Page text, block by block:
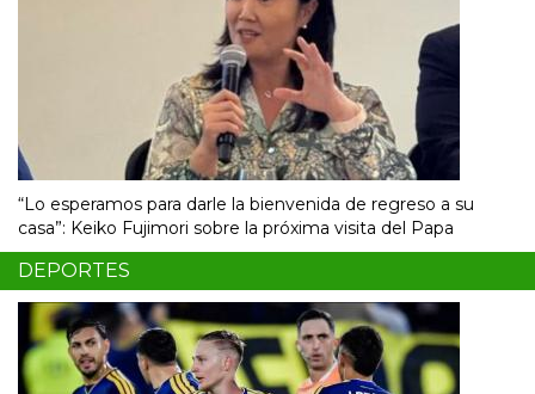
“Lo esperamos para darle la bienvenida de regreso a su
casa”: Keiko Fujimori sobre la próxima visita del Papa
DEPORTES